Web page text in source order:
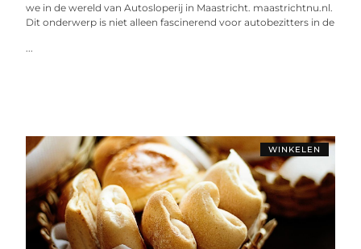
we in de wereld van Autosloperij in Maastricht. maastrichtnu.nl.
Dit onderwerp is niet alleen fascinerend voor autobezitters in de
...
WINKELEN